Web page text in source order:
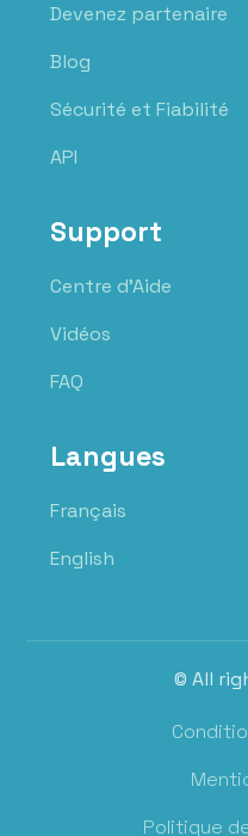
Devenez partenaire
Blog
Sécurité et Fiabilité
API
Support
Centre d'Aide
Vidéos
FAQ
Langues
Français
English
© All
Politique